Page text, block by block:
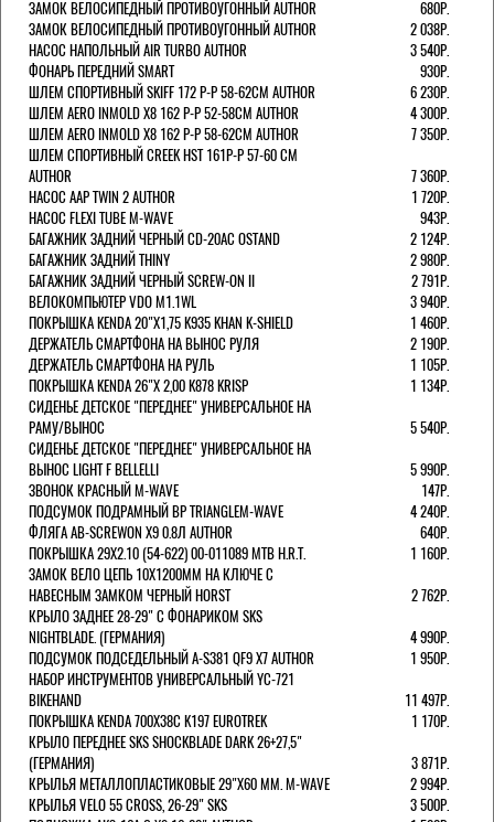
ЗАМОК ВЕЛОСИПЕДНЫЙ ПРОТИВОУГОННЫЙ AUTHOR
680Р.
ЗАМОК ВЕЛОСИПЕДНЫЙ ПРОТИВОУГОННЫЙ AUTHOR
2 038Р.
НАСОС НАПОЛЬНЫЙ AIR TURBO AUTHOR
3 540Р.
ФОНАРЬ ПЕРЕДНИЙ SMART
930Р.
ШЛЕМ СПОРТИВНЫЙ SKIFF 172 Р-Р 58-62СМ AUTHOR
6 230Р.
ШЛЕМ AERO INMOLD X8 162 Р-Р 52-58СМ AUTHOR
4 300Р.
ШЛЕМ AERO INMOLD X8 162 Р-Р 58-62СМ AUTHOR
7 350Р.
ШЛЕМ СПОРТИВНЫЙ CREEK HST 161Р-Р 57-60 СМ
AUTHOR
7 360Р.
НАСОС AAP TWIN 2 AUTHOR
1 720Р.
НАСОС FLEXI TUBE M-WAVE
943Р.
БАГАЖНИК ЗАДНИЙ ЧЕРНЫЙ СD-20AC OSTAND
2 124Р.
БАГАЖНИК ЗАДНИЙ THINY
2 980Р.
БАГАЖНИК ЗАДНИЙ ЧЕРНЫЙ SCREW-ON II
2 791Р.
ВЕЛОКОМПЬЮТЕР VDO M1.1WL
3 940Р.
ПОКРЫШКА KENDA 20"Х1,75 K935 KHAN K-SHIELD
1 460Р.
ДЕРЖАТЕЛЬ СМАРТФОНА НА ВЫНОС РУЛЯ
2 190Р.
ДЕРЖАТЕЛЬ СМАРТФОНА НА РУЛЬ
1 105Р.
ПОКРЫШКА KENDA 26"Х 2,00 K878 KRISP
1 134Р.
СИДЕНЬЕ ДЕТСКОЕ "ПЕРЕДНЕЕ" УНИВЕРСАЛЬНОЕ НА
РАМУ/ВЫНОС
5 540Р.
СИДЕНЬЕ ДЕТСКОЕ "ПЕРЕДНЕЕ" УНИВЕРСАЛЬНОЕ НА
ВЫНОС LIGHT F BELLELLI
5 990Р.
ЗВОНОК КРАСНЫЙ M-WAVE
147Р.
ПОДСУМОК ПОДРАМНЫЙ BP TRIANGLEM-WAVE
4 240Р.
ФЛЯГА AB-SCREWON X9 0.8Л AUTHOR
640Р.
ПОКРЫШКА 29X2.10 (54-622) 00-011089 MTB H.R.T.
1 160Р.
ЗАМОК ВЕЛО ЦЕПЬ 10Х1200ММ НА КЛЮЧЕ С
НАВЕСНЫМ ЗАМКОМ ЧЕРНЫЙ HORST
2 762Р.
КРЫЛО ЗАДНЕЕ 28-29" С ФОНАРИКОМ SKS
NIGHTBLADE. (ГЕРМАНИЯ)
4 990Р.
ПОДСУМОК ПОДСЕДЕЛЬНЫЙ A-S381 QF9 X7 AUTHOR
1 950Р.
НАБОР ИНСТРУМЕНТОВ УНИВЕРСАЛЬНЫЙ YC-721
BIKEHAND
11 497Р.
ПОКРЫШКА KENDA 700Х38С K197 EUROTREK
1 170Р.
КРЫЛО ПЕРЕДНЕЕ SKS SHOCKBLADE DARK 26+27,5"
(ГЕРМАНИЯ)
3 871Р.
КРЫЛЬЯ МЕТАЛЛОПЛАСТИКОВЫЕ 29"Х60 ММ. M-WAVE
2 994Р.
КРЫЛЬЯ VELO 55 CROSS, 26-29" SKS
3 500Р.